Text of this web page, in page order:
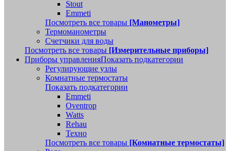
Stout
Emmeti
Посмотреть все товары [Манометры]
Термоманометры
Счетчики для воды
Посмотреть все товары [Измерительные приборы]
Приборы управленияПоказать подкатегории
Регулирующие узлы
Комнатные термостаты
Показать подкатегории
Emmeti
Oventrop
Watts
Rehau
Техно
Посмотреть все товары [Комнатные термостаты]